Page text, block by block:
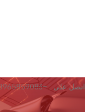
اتصل على : +8618965859083